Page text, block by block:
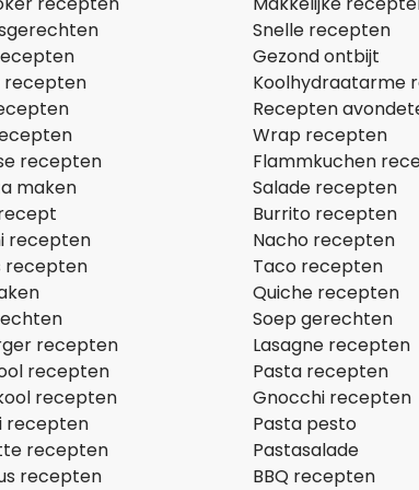
recepten
recepten
maken
recepten
recepten
recepten
recepten
recepten
recepten
recepten
recepten
Snelle recepten
Gezond ontbijt
Koolhydraatarme
Recepten
Wrap recepten
Flammkuchen
Salade recepten
Burrito recepten
Nacho recepten
Taco recepten
Quiche recepten
Soep gerechten
Lasagne recepten
Pasta recepten
Gnocchi recepten
Pasta pesto
Pastasalade
BBQ recepten